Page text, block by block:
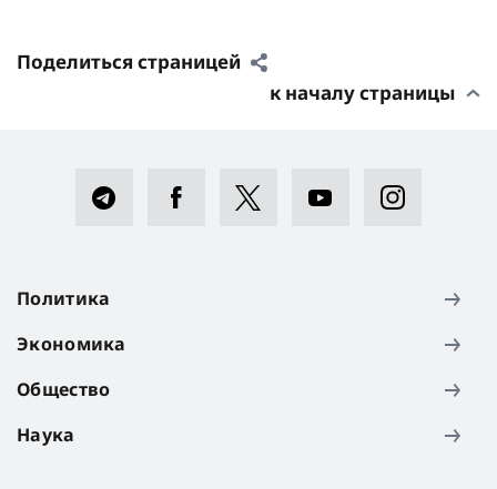
Поделиться страницей
к началу страницы
Политика
Экономика
Общество
Наука